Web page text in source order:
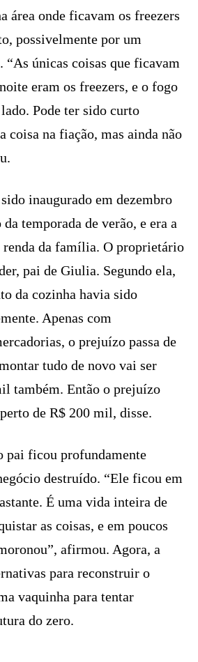
área onde ficavam os freezers
possivelmente por um
únicas coisas que ficavam
eram os freezers, e o fogo
Pode ter sido curto
coisa na fiação, mas ainda não
inaugurado em dezembro
temporada de verão, e era a
da família. O proprietário
pai de Giulia. Segundo ela,
da cozinha havia sido
Apenas com
o prejuízo passa de
tudo de novo vai ser
também. Então o prejuízo
de R$ 200 mil, disse.
pai ficou profundamente
destruído. “Ele ficou em
É uma vida inteira de
as coisas, e em poucos
afirmou. Agora, a
para reconstruir o
vaquinha para tentar
do zero.